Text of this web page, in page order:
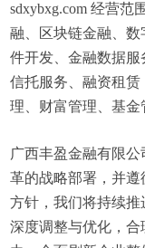
sdxybxg.com 经营范
融、区块链金融、
件开发、金融数据服
信托服务、融资租
理、财富管理、基
广西丰盈金融有限
革的战略部署，并
方针，我们将持续
深度调整与优化，